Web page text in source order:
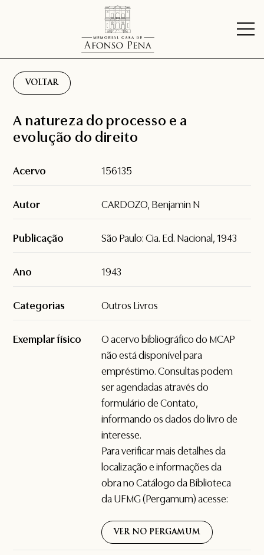
VOLTAR
A natureza do processo e a
evolução do direito
Acervo 156135
Autor CARDOZO, Benjamin N
Publicação São Paulo: Cia. Ed. Nacional, 1943
Ano 1943
Categorias Outros Livros
Exemplar físico
O acervo bibliográfico do MCAP
não está disponível para
empréstimo. Consultas podem
ser agendadas através do
formulário deContato,
informando os dados do livro de
interesse.
Para verificar mais detalhes da
localização e informações da
obra no Catálogo da Biblioteca
da UFMG (Pergamum) acesse:
VER NO PERGAMUM